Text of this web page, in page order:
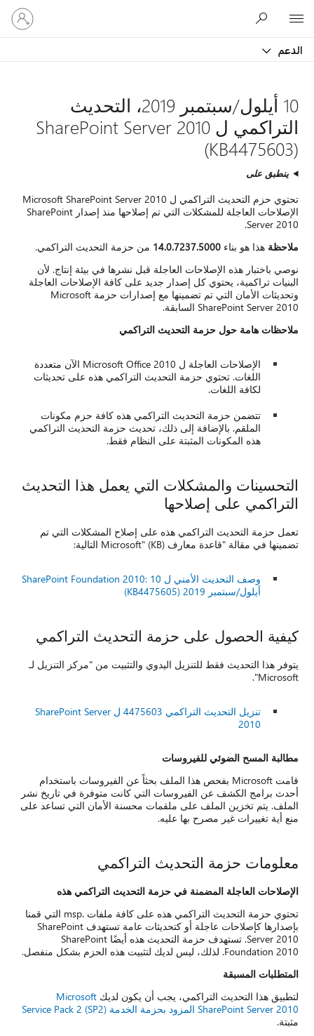
الدعم
تسجيل
الدخول
إلى
10 أيلول/سبتمبر 2019، التحديث
التراكمي ل SharePoint Server 2010
(KB4475603)
ينطبق على
تحتوي حزم التحديث التراكمي ل Microsoft SharePoint Server 2010
الإصلاحات العاجلة للمشكلات التي تم إصلاحها منذ إصدار SharePoint
Server 2010.
ملاحظة هذا هو بناء14.0.7237.5000 من حزمة التحديث التراكمي.
نوصي باختبار هذه الإصلاحات العاجلة قبل نشرها في بيئة إنتاج. لأن
البنيات تراكمية، يحتوي كل إصدار جديد على كافة الإصلاحات العاجلة
وتحديثات الأمان التي تم تضمينها مع إصدارات حزمة Microsoft
SharePoint Server 2010 السابقة.
ملاحظات هامة حول حزمة التحديث التراكمي
الإصلاحات العاجلة ل Microsoft Office 2010 الآن متعددة
اللغات. تحتوي حزمة التحديث التراكمي هذه على تحديثات
لكافة اللغات.
تتضمن حزمة التحديث التراكمي هذه كافة حزم مكونات
الملقم. بالإضافة إلى ذلك، تحديث حزمة التحديث التراكمي
هذه المكونات المثبتة على النظام فقط.
التحسينات والمشكلات التي يعمل هذا التحديث
التراكمي على إصلاحها
تعمل حزمة التحديث التراكمي هذه على إصلاح المشكلات التي تم
تضمينها في مقالة "قاعدة معارف Microsoft" (KB) التالية:
وصف التحديث الأمني ل SharePoint Foundation 2010: 10
أيلول/سبتمبر 2019 (KB4475605)
كيفية الحصول على حزمة التحديث التراكمي
يتوفر هذا التحديث فقط للتنزيل اليدوي والتثبيت من "مركز التنزيل لـ
Microsoft".
تنزيل التحديث التراكمي 4475603 ل SharePoint Server
2010
مطالبة المسح الضوئي للفيروسات
قامت Microsoft بفحص هذا الملف بحثاً عن الفيروسات باستخدام
أحدث برامج الكشف عن الفيروسات التي كانت متوفرة في تاريخ نشر
الملف. يتم تخزين الملف على ملقمات محسنة الأمان التي تساعد على
منع أية تغييرات غير مصرح بها عليه.
معلومات حزمة التحديث التراكمي
الإصلاحات العاجلة المضمنة في حزمة التحديث التراكمي هذه
تحتوي حزمة التحديث التراكمي هذه على كافة ملفات .msp التي قمنا
بإصدارها كإصلاحات عاجلة أو كتحديثات عامة تستهدف SharePoint
Server 2010. تستهدف حزمة التحديث هذه أيضًا SharePoint
Foundation 2010. لذلك، ليس لديك لتثبيت هذه الحزم بشكل منفصل.
المتطلبات المسبقة
لتطبيق هذا التحديث التراكمي، يجب أن يكون لديكMicrosoft
SharePoint Server 2010 المزود بحزمة الخدمة Service Pack 2 (SP2)
مثبتة.